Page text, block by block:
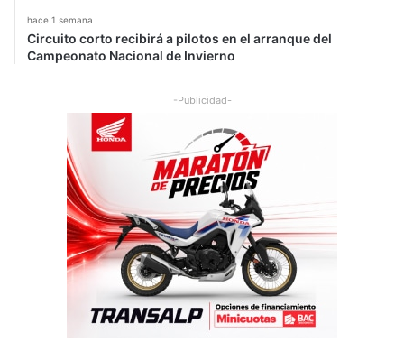
hace 1 semana
Circuito corto recibirá a pilotos en el arranque del
Campeonato Nacional de Invierno
-Publicidad-